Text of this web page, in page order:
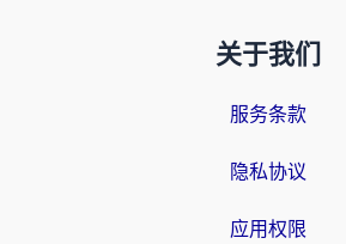
关于我们
服务条款
隐私协议
应用权限